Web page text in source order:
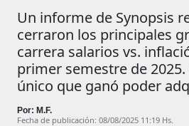
Un informe de Synopsis
cerraron los principales
carrera salarios vs.
primer semestre de 2025.
único que ganó poder
Por: M.F.
Fecha de publicación: 08/08/2025 11:19 Hs.